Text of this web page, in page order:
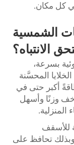
في كل مكان.
الشمسية
الانتباه؟
بسرعة،
المحسَّنة
أكبر حتى في
وزنًا وأسهل
المنزلية.
للأسقف
وبذلك تحافظ على